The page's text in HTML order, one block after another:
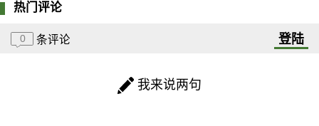
热门评论
0 条评论 登陆
我来说两句